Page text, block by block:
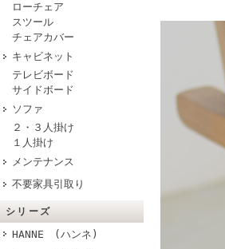
ローチェア
スツール
チェアカバー
キャビネット
テレビボード
サイドボード
ソファ
２・３人掛け
１人掛け
メンテナンス
不要家具引取り
シリーズ
HANNE (ハンネ)